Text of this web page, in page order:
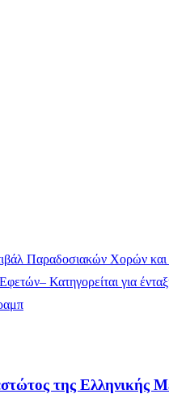
Παραδοσιακών Χορών
Κατηγορείται για
της Ελληνικής